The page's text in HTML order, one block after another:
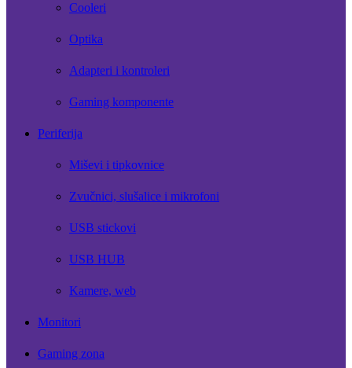
Cooleri
Optika
Adapteri i kontroleri
Gaming komponente
Periferija
Miševi i tipkovnice
Zvučnici, slušalice i mikrofoni
USB stickovi
USB HUB
Kamere, web
Monitori
Gaming zona